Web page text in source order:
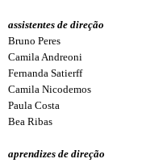
assistentes de direção
Bruno Peres
Camila Andreoni
Fernanda Satierff
Camila Nicodemos
Paula Costa
Bea Ribas
aprendizes de direção